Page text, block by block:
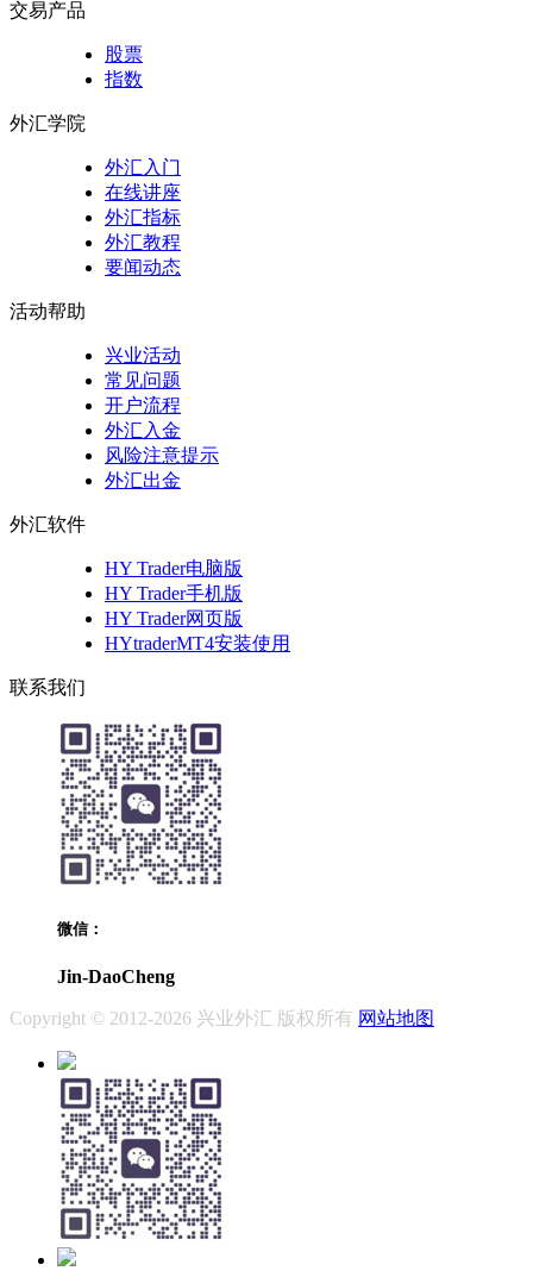
交易产品
股票
指数
外汇学院
外汇入门
在线讲座
外汇指标
外汇教程
要闻动态
活动帮助
兴业活动
常见问题
开户流程
外汇入金
风险注意提示
外汇出金
外汇软件
HY Trader电脑版
HY Trader手机版
HY Trader网页版
HYtraderMT4安装使用
联系我们
微信：
Jin-DaoCheng
Copyright © 2012-2026 兴业外汇 版权所有 网站地图